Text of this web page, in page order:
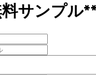
サンプル